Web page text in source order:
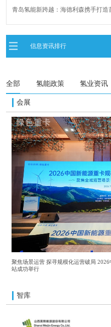
青岛氢能新跨越：海德利森携手打造
全球首台套！240吨氢能矿用刚性自
荷兰氢能产业联盟到访天德工业装备
信息资讯排行
全部 氢能政策 氢业资讯
会展
聚焦场景运营 探寻规模化运营破局
站成功举行
智库